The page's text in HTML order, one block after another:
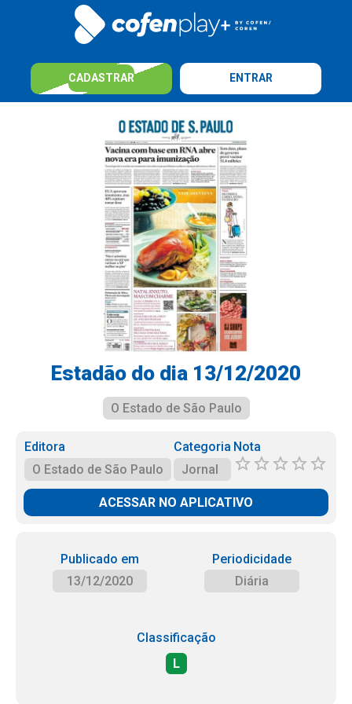
CADASTRAR ENTRAR
Estadão do dia 13/12/2020
O Estado de São Paulo
Editora
O Estado de São Paulo
Categoria
Jornal
Nota
ACESSAR NO APLICATIVO
Publicado em
13/12/2020
Periodicidade
Diária
Classificação
L